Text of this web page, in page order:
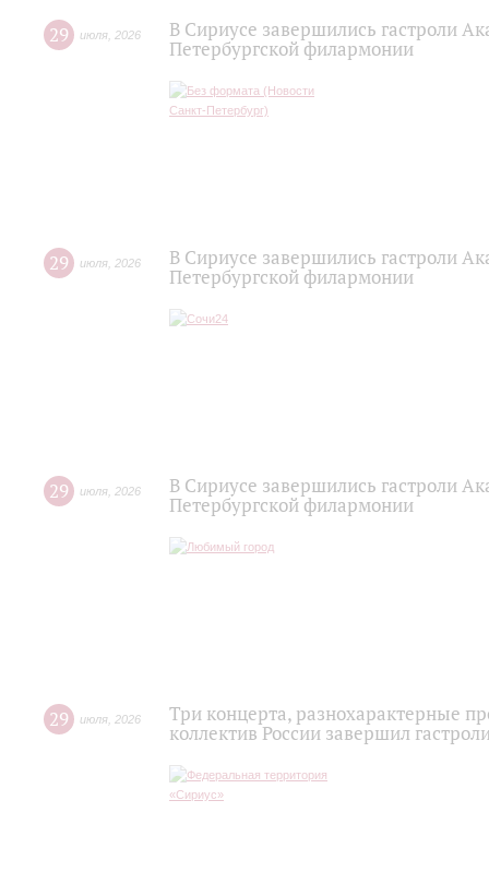
29 июля 2026
В Сириусе завершились гастроли
Петербургской филармонии
29 июля 2026
В Сириусе завершились гастроли
Петербургской филармонии
29 июля 2026
В Сириусе завершились гастроли
Петербургской филармонии
29 июля 2026
Три концерта, разнохарактерные
коллектив России завершил